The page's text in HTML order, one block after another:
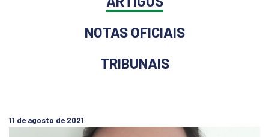
NOTAS OFICIAIS
TRIBUNAIS
11 de agosto de 2021